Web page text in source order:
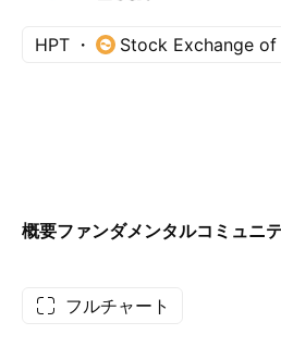
HPT Stock Exchange of
概要ファンダメンタルコミュニ
フルチャート